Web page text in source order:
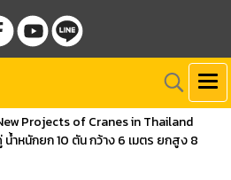
Projects of Cranes in Thailand
ำหนักยก 10 ตัน กว้าง 6 เมตร ยกสูง 8